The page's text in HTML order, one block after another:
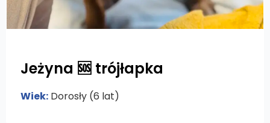
Jeżyna 🆘 trójłapka
Wiek: Dorosły (6 lat)